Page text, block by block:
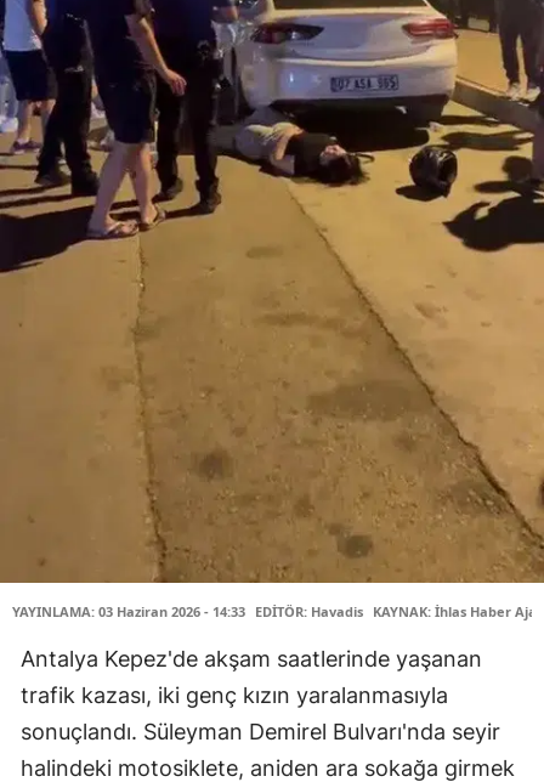
YAYINLAMA: 03 Haziran 2026 - 14:33 EDİTÖR: Havadis KAYNAK: İhlas Haber
Antalya Kepez'de akşam saatlerinde yaşanan
trafik kazası, iki genç kızın yaralanmasıyla
sonuçlandı. Süleyman Demirel Bulvarı'nda seyir
halindeki motosiklete, aniden ara sokağa girmek